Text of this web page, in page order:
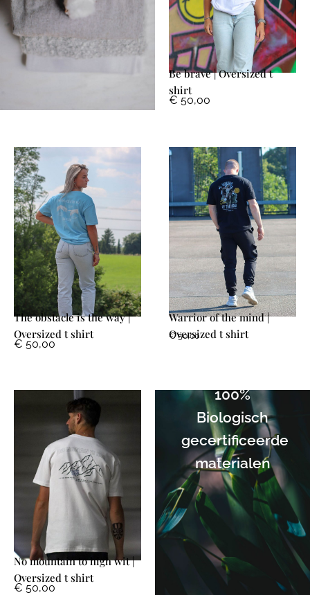
Be brave | Oversized t
shirt
€ 50,00
The obstacle is the way |
Oversized t shirt
€ 50,00
Warrior of the mind |
Oversized t shirt
€50,00
No mountain to high wit |
Oversized t shirt
€ 50,00
100%
Biologisch
gecertificeerde
materialen